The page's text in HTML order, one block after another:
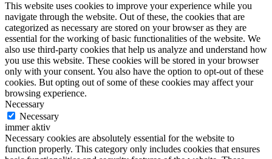
This website uses cookies to improve your experience while you
navigate through the website. Out of these, the cookies that are
categorized as necessary are stored on your browser as they are
essential for the working of basic functionalities of the website. We
also use third-party cookies that help us analyze and understand how
you use this website. These cookies will be stored in your browser
only with your consent. You also have the option to opt-out of these
cookies. But opting out of some of these cookies may affect your
browsing experience.
Necessary
Necessary
immer aktiv
Necessary cookies are absolutely essential for the website to
function properly. This category only includes cookies that ensures